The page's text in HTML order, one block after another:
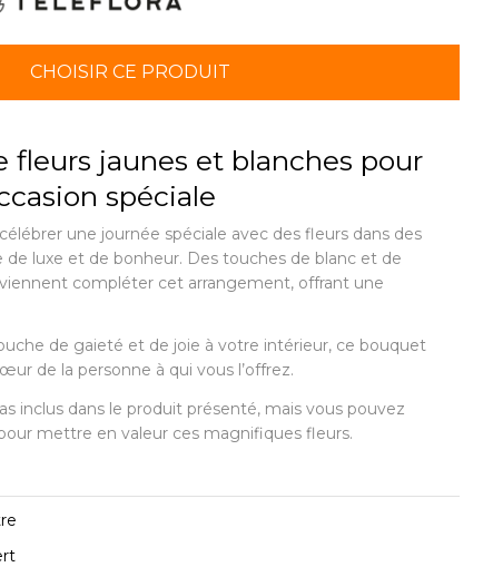
CHOISIR CE PRODUIT
fleurs jaunes et blanches pour
spéciale
une journée spéciale avec des fleurs dans des
de luxe et de bonheur. Des touches de blanc et de
compléter cet arrangement, offrant une
de gaieté et de joie à votre intérieur, ce bouquet
de la personne à qui vous l’offrez.
inclus dans le produit présenté, mais vous pouvez
mettre en valeur ces magnifiques fleurs.